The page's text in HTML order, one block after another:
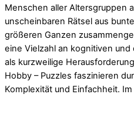
Menschen aller Altersgruppen
unscheinbaren Rätsel aus
größeren Ganzen
eine Vielzahl an kognitiven
als kurzweilige
Hobby – Puzzles faszinieren
Komplexität und Einfachheit.